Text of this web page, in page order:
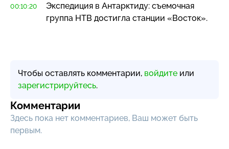
00:10:20
Экспедиция в Антарктиду: съемочная
группа НТВ достигла станции «Восток».
Чтобы оставлять комментарии, войдите или
зарегистрируйтесь.
Комментарии
Здесь пока нет комментариев, Ваш может быть
первым.